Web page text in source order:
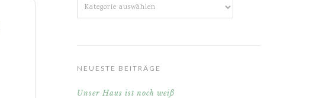
Kategorien
NEUESTE BEITRÄGE
Unser Haus ist noch weiß